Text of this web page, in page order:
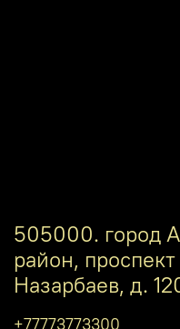
505000. город
район,
Назарбаев, д.
+77773773300